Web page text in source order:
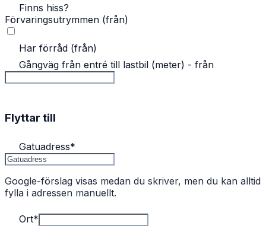
Finns hiss?
Förvaringsutrymmen (från)
Har förråd (från)
Gångväg från entré till lastbil (meter) - från
Flyttar till
Gatuadress*
Google-förslag visas medan du skriver, men du kan alltid
fylla i adressen manuellt.
Ort*